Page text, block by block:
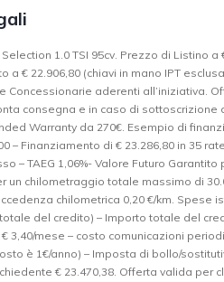
1.0 TSI 95cv. Prezzo di Listino a
a € 22.906,80 (chiavi in mano IPT
Concessionarie aderenti all’iniziativa.
consegna e in caso di sottoscrizione
Warranty da 270€. Esempio di
– Finanziamento di € 23.286,80 in 35
– TAEG 1,06%- Valore Futuro
un chilometraggio totale massimo di
chilometrica 0,20 €/km. Spese
del credito) – Importo totale del
3,40/mese – costo comunicazioni
è 1€/anno) – Imposta di bollo/
€ 23.470,38. Offerta valida per